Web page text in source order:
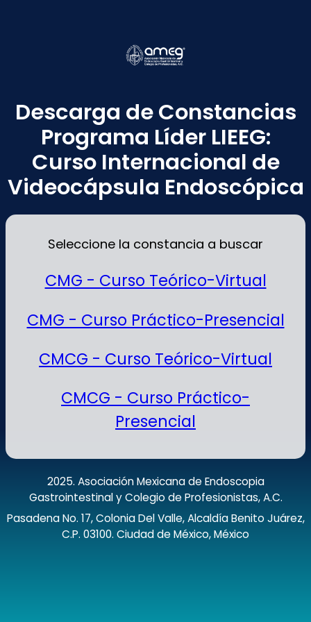
Descarga de Constancias
Programa Líder LIEEG:
Curso Internacional de
Videocápsula Endoscópica
Seleccione la constancia a buscar
CMG - Curso Teórico-Virtual
CMG - Curso Práctico-Presencial
CMCG - Curso Teórico-Virtual
CMCG - Curso Práctico-
Presencial
2025. Asociación Mexicana de Endoscopia
Gastrointestinal y Colegio de Profesionistas, A.C.
Pasadena No. 17, Colonia Del Valle, Alcaldía Benito Juárez,
C.P. 03100. Ciudad de México, México